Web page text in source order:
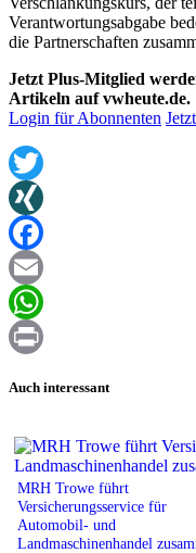
Verantwortungsabgabe
die Partnerschaften
Jetzt Plus-Mitglied
Artikeln auf vwheute.de.
Login für Abonnenten
Twitter
XING
Facebook
Email
WhatsApp
Auch interessant
MRH Trowe führt
Versicherungsservice für
Automobil- und
Landmaschinenhandel